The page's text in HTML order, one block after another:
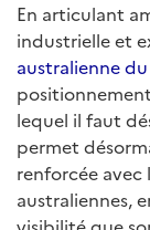
En articulant
industrielle et
australienne du
lequel il faut
permet
renforcée
australiennes,